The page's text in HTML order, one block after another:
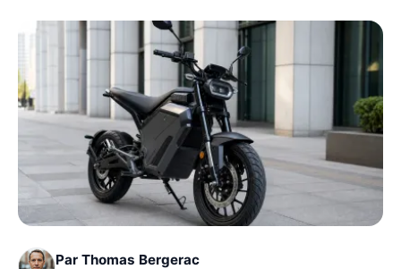
Par Thomas Bergerac